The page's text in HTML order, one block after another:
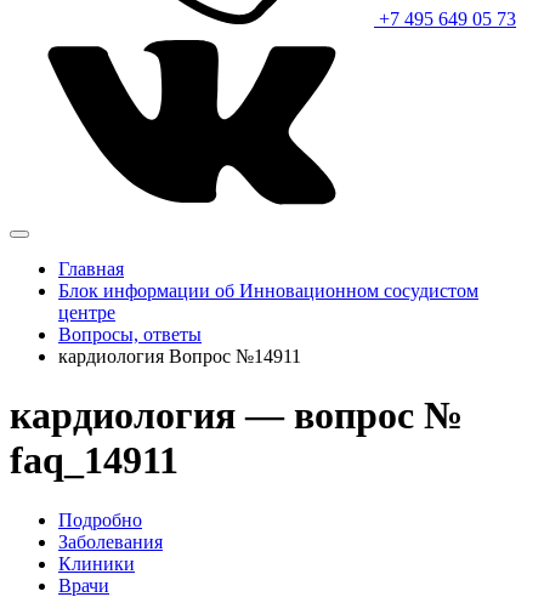
+7 495 649 05 73
Главная
Блок информации об Инновационном сосудистом
центре
Вопросы, ответы
кардиология Вопрос №14911
кардиология — вопрос №
faq_14911
Подробно
Заболевания
Клиники
Врачи